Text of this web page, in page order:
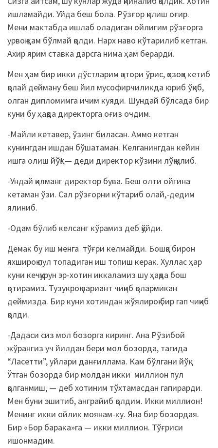
ишламайди. Уйда беш бола. Рўзғор қилиш оғир.
Мени мактабда ишлаб оладиган ойлигим рўзғорга
урвоқ ҳам бўлмай қолди. Нарх наво кўтарилиб кетган.
Ахир ярим ставка дарсга нима ҳам берарди.
Мен ҳам бир икки дўстларим қатори ўрис, қозоққа кетиб
қолай дейману беш йил мусофирчиликда юриб ўқиб,
олган дипломимга ичим куяди. Шундай бўлсада бир
куни бу ҳақда директорга оғиз очдим.
-Майли кетавер, ўзинг биласан. Аммо кетган
кунингдан ишдан бўшатаман. Келганингдан кейин
ишга олиш йўқ! — деди директор кўзини лўқ қилиб.
-Ундай қилманг директор бува. Беш олти ойгина
кетаман ўзи. Сал рўзғорни кўтариб олай,-дедим
ялиниб.
-Одам бўлиб келсанг кўрамиз деб қўйди.
Демак бу иш менга тўғри келмайди. Бошқа бирон
яхшироқ пул топадиган иш топиш керак. Хуллас ҳар
куни кечқурун эр-хотин иккаламиз шу ҳақда бош
қотирамиз. Тузукроқ вариант чиқиб қолармикан
деймизда. Бир куни хотиндан жўялироқ бир гап чиқиб
қолди.
-Дадаси сиз мол бозорга киринг. Ана Рўзибой
жўрангиз уч йилдан бери мол бозорда, тагида
“Ласетти”, уйлари данғиллама. Кам бўлгани йўқ.
Ўтган бозорда бир молдан икки миллион пул
қолганмиш, — деб хотиним тўхтамасдан гапирарди.
Мен буни эшитиб, анграйиб қолдим. Икки миллион!
Менинг икки ойлик моянам-ку. Яна бир бозордая.
Бир «Бор барака»га — икки миллион. Тўғриси
ишонмадим.